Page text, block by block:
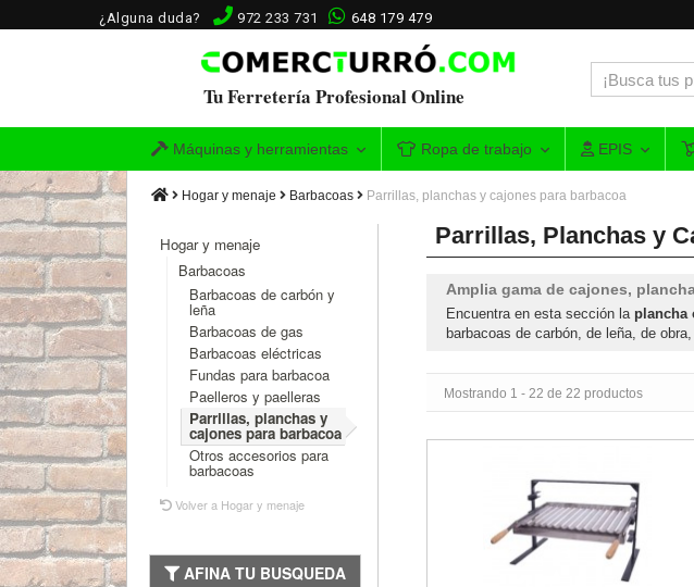
¿Alguna duda? 972 233 731 648 179 479
Tu Ferretería Profesional Online
Máquinas y herramientas Ropa de trabajo EPIS
Hogar y menaje Barbacoas Parrillas, planchas y cajones para barbacoa
Hogar y menaje
Barbacoas
Barbacoas de carbón y
leña
Barbacoas de gas
Barbacoas eléctricas
Fundas para barbacoa
Paelleros y paelleras
Parrillas, planchas y
cajones para barbacoa
Otros accesorios para
barbacoas
Volver a Hogar y menaje
AFINA TU BUSQUEDA
Parrillas, Planchas y
Amplia gama de cajones,
Encuentra en esta sección la plancha
barbacoas de carbón, de leña, de
Mostrando 1 - 22 de 22 productos